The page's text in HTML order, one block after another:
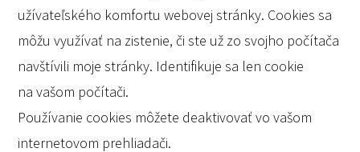
užívateľského komfortu webovej stránky. Cookies sa
môžu využívať na zistenie, či ste už zo svojho počítača
navštívili moje stránky. Identifikuje sa len cookie
na vašom počítači.
Používanie cookies môžete deaktivovať vo vašom
internetovom prehliadači.